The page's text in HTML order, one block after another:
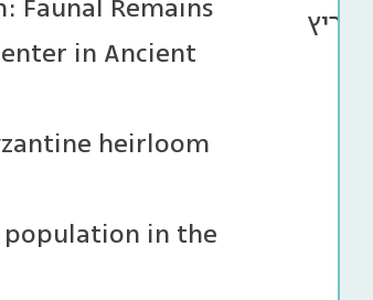
Faunal Remains
in Ancient
heirloom
in the